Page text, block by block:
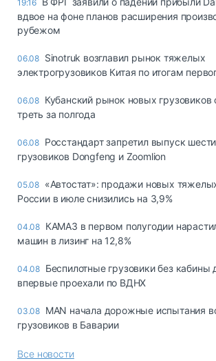
19:16
вдвое на фоне планов расширения
рубежом
06.08 Sinotruk возглавил рынок тяжелых
электрогрузовиков Китая по итогам
06.08 Кубанский рынок новых грузовиков
треть за полгода
06.08 Росстандарт запретил выпуск
грузовиков Dongfeng и Zoomlion
05.08 «Автостат»: продажи новых
России в июле снизились на 3,9%
04.08 КАМАЗ в первом полугодии
машин в лизинг на 12,8%
04.08 Беспилотные грузовики без кабины
впервые проехали по ВДНХ
03.08 MAN начала дорожные испытания
грузовиков в Баварии
Все новости